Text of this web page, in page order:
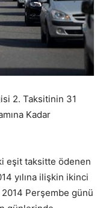
2. Taksitinin 31
Kadar
eşit taksitte ödenen
yılına ilişkin ikinci
Perşembe günü